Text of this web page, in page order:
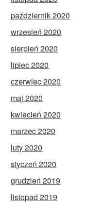
październik 2020
wrzesień 2020
sierpień 2020
lipiec 2020
czerwiec 2020
maj 2020
kwiecień 2020
marzec 2020
luty 2020
styczeń 2020
grudzień 2019
listopad 2019